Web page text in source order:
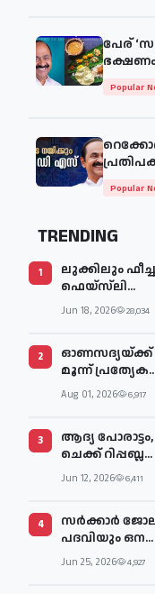
പേര്
Popular
Popular
TRENDING
1
ലുക്കിലും
ഫെയ്‌സ്‌ലി...
Jun 18, 2026 28,034
2
മൂന്ന്
Aug 01, 2026 6,917
3
ആദ്യ
ചെക്ക് റിപ്പബ്ല...
Jun 12, 2026 6,411
4
സര്‍ക്കാര്‍
പദവിയും ഒന...
Jun 25, 2026 4,927